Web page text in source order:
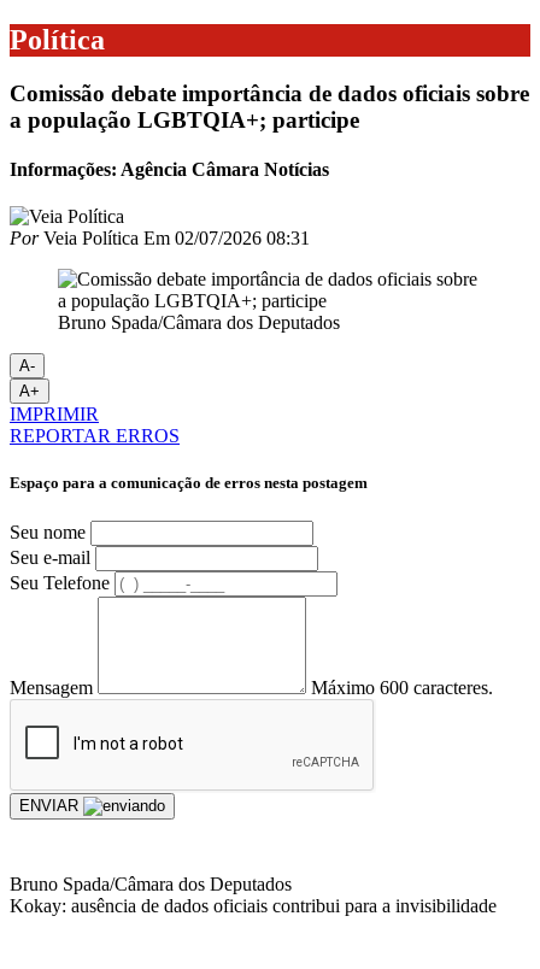
Política
Comissão debate importância de dados oficiais sobre
a população LGBTQIA+; participe
Informações: Agência Câmara Notícias
PorVeia Política Em 02/07/2026 08:31
Bruno Spada/Câmara dos Deputados
A-
A+
IMPRIMIR
REPORTAR ERROS
Espaço para a comunicação de erros nesta postagem
Seu nome
Seu e-mail
Seu Telefone
Mensagem Máximo 600 caracteres.
ENVIAR
Bruno Spada/Câmara dos Deputados
Kokay: ausência de dados oficiais contribui para a invisibilidade